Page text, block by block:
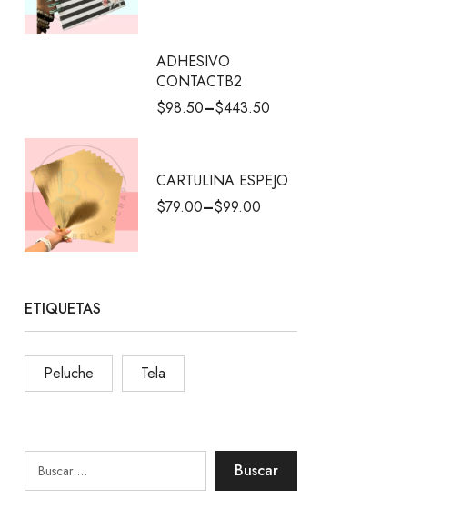
ADHESIVO
CONTACTB2
$98.50–$443.50
CARTULINA ESPEJO
$79.00–$99.00
ETIQUETAS
Peluche Tela